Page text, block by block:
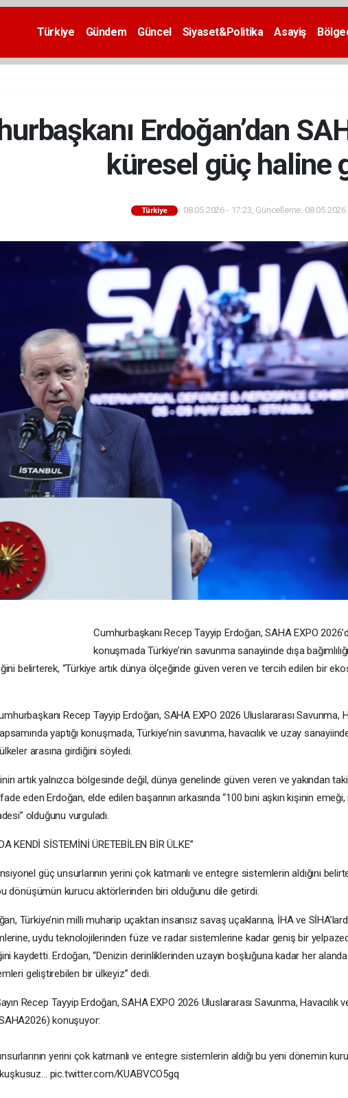
Türkiye Gündem Güncel Siyaset&Politika Asayiş
Erdoğan’dan
küresel güç haline
Türkiye 08.05.2026 - 17:23, Güncelleme: 08.05.2026
Cumhurbaşkanı Recep Tayyip Erdoğan, SAHA EXPO
konuşmada Türkiye’nin savunma sanayiinde dışa
belirterek, “Türkiye artık dünya ölçeğinde güven veren ve tercih edilen bir
Recep Tayyip Erdoğan, SAHA EXPO 2026 Uluslararası Savunma,
yaptığı konuşmada, Türkiye’nin savunma, havacılık ve uzay
arasına girdiğini söyledi.
artık yalnızca bölgesinde değil, dünya genelinde güven veren ve yakından
eden Erdoğan, elde edilen başarının arkasında “100 bini aşkın kişinin
olduğunu vurguladı.
KENDİ SİSTEMİNİ ÜRETEBİLEN BİR ÜLKE”
güç unsurlarının yerini çok katmanlı ve entegre sistemlerin aldığını
dönüşümün kurucu aktörlerinden biri olduğunu dile getirdi.
Türkiye’nin milli muharip uçaktan insansız savaş uçaklarına, İHA ve
uydu teknolojilerinden füze ve radar sistemlerine kadar geniş bir
kaydetti. Erdoğan, “Denizin derinliklerinden uzayın boşluğuna kadar her
geliştirebilen bir ülkeyiz” dedi.
Recep Tayyip Erdoğan, SAHA EXPO 2026 Uluslararası Savunma, Havacılık
konuşuyor:
yerini çok katmanlı ve entegre sistemlerin aldığı bu yeni dönemin
pic.twitter.com/KUABVCO5gq